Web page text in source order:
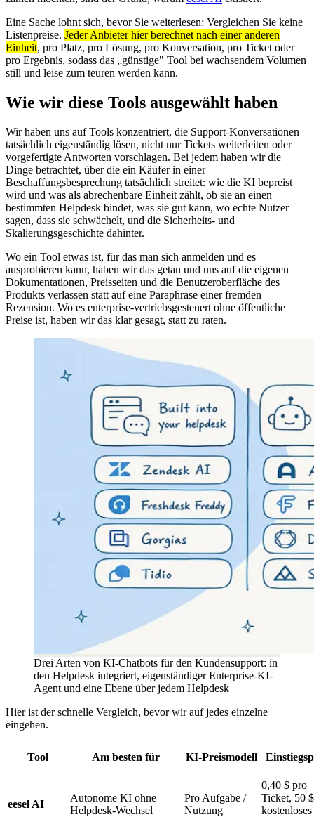
Eine Sache lohnt sich, bevor Sie weiterlesen: Vergleichen Sie keine
Listenpreise. Jeder Anbieter hier berechnet nach einer anderen
Einheit, pro Platz, pro Lösung, pro Konversation, pro Ticket oder
pro Ergebnis, sodass das „günstige" Tool bei wachsendem Volumen
still und leise zum teuren werden kann.
Wie wir diese Tools ausgewählt haben
Wir haben uns auf Tools konzentriert, die Support-Konversationen
tatsächlich eigenständig lösen, nicht nur Tickets weiterleiten oder
vorgefertigte Antworten vorschlagen. Bei jedem haben wir die
Dinge betrachtet, über die ein Käufer in einer
Beschaffungsbesprechung tatsächlich streitet: wie die KI bepreist
wird und was als abrechenbare Einheit zählt, ob sie an einen
bestimmten Helpdesk bindet, was sie gut kann, wo echte Nutzer
sagen, dass sie schwächelt, und die Sicherheits- und
Skalierungsgeschichte dahinter.
Wo ein Tool etwas ist, für das man sich anmelden und es
ausprobieren kann, haben wir das getan und uns auf die eigenen
Dokumentationen, Preisseiten und die Benutzeroberfläche des
Produkts verlassen statt auf eine Paraphrase einer fremden
Rezension. Wo es enterprise-vertriebsgesteuert ohne öffentliche
Preise ist, haben wir das klar gesagt, statt zu raten.
Drei Arten von KI-Chatbots für den Kundensupport: in
den Helpdesk integriert, eigenständiger Enterprise-KI-
Agent und eine Ebene über jedem Helpdesk
Hier ist der schnelle Vergleich, bevor wir auf jedes einzelne
eingehen.
Tool Am besten für KI-Preismodell
eesel AI
Autonome KI ohne
Helpdesk-Wechsel
Pro Aufgabe /
Nutzung
0,40 $ pro
Ticket, 50 $
kostenloses